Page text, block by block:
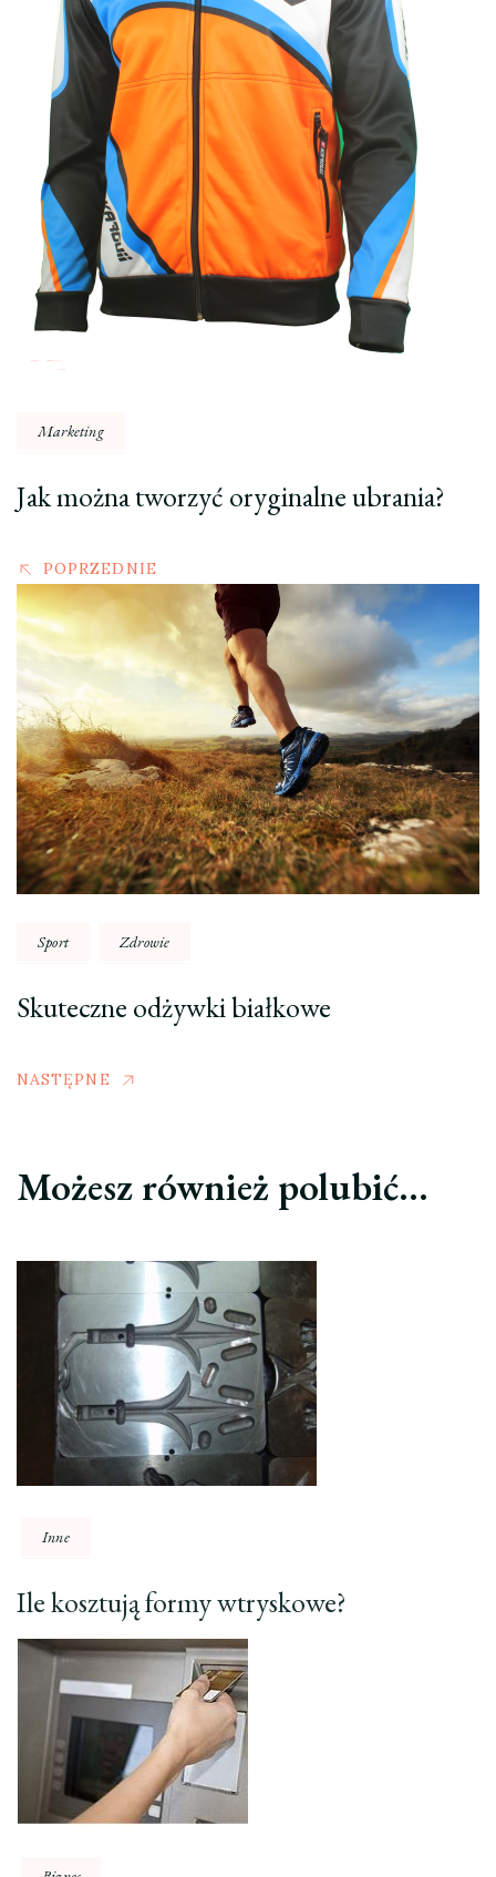
Marketing
Jak można tworzyć oryginalne ubrania?
POPRZEDNIE
Sport Zdrowie
Skuteczne odżywki białkowe
NASTĘPNE
Możesz również polubić…
Inne
Ile kosztują formy wtryskowe?